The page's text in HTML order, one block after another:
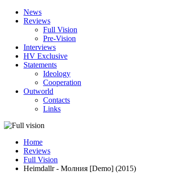
News
Reviews
Full Vision
Pre-Vision
Interviews
HV Exclusive
Statements
Ideology
Cooperation
Outworld
Contacts
Links
Home
Reviews
Full Vision
Heimdallr - Молния [Demo] (2015)